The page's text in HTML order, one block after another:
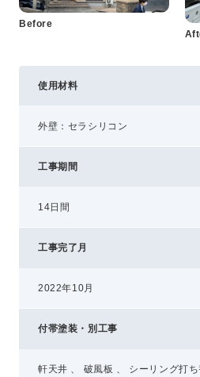
特定商取引法に基づく表記
Before
使用材料
外壁：セラシリコン
工事期間
14日間
工事完了月
2022年10月
付帯塗装・別工事
軒天井 、 破風板 、 シーリング打ち